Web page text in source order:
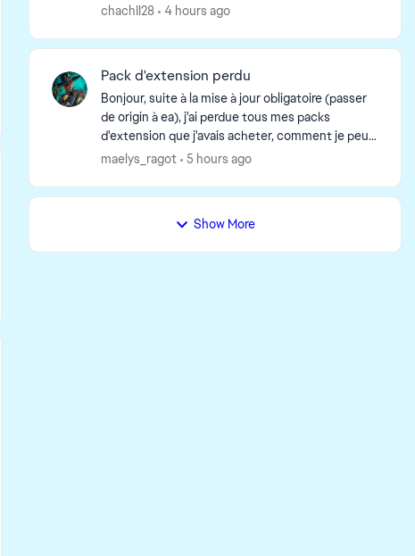
obligée de forcer l'arrêt du jeu. Est ce que
chachII28 4 hours ago
Pack d'extension perdu
Bonjour, suite à la mise à jour obligatoire (passer
de origin à ea), j'ai perdue tous mes packs
d'extension que j'avais acheter, comment je peux
les récupérer ? sachant que j'ai déjà essayer : -
maelys_ragot 5 hours ago
Show More